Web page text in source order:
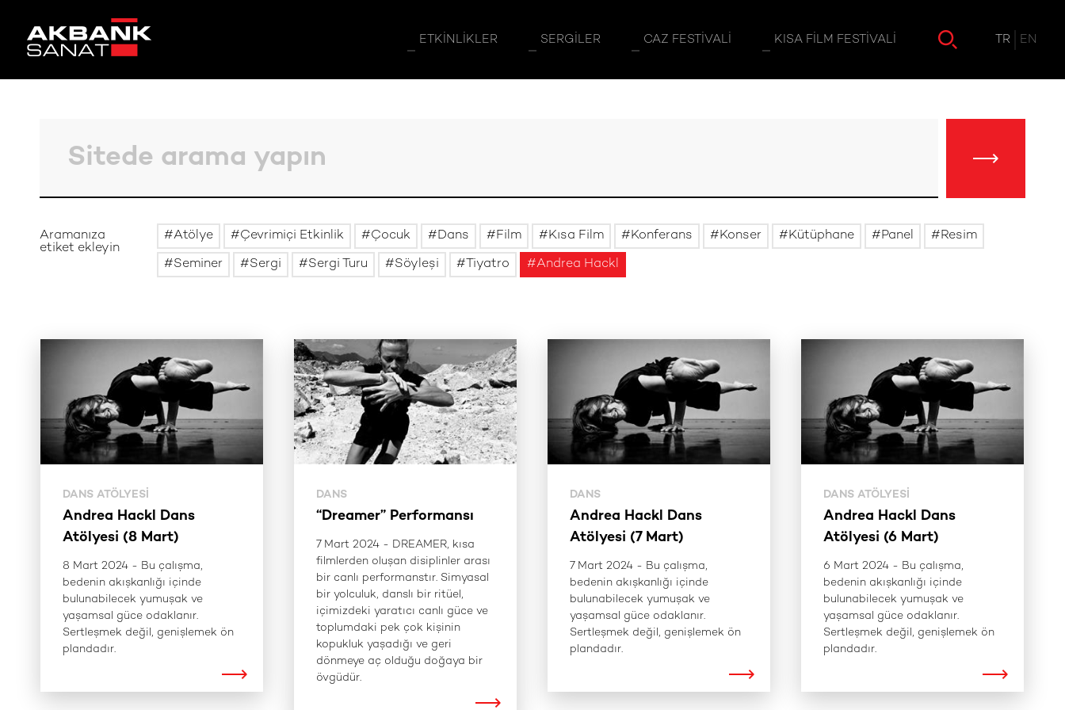
ETKINLIKLER SERGILER CAZ FESTIVALI KISA FILM FESTIVALI TR EN
Aramanıza
etiket ekleyin
Atölye Çevrimiçi Etkinlik Çocuk Dans Film Kısa Film Konferans Konser Kütüphane Panel Resim
Seminer Sergi Sergi Turu Söyleşi Tiyatro Andrea Hackl
DANS ATÖLYESI
Andrea Hackl Dans
Atölyesi (8 Mart)
8 Mart 2024 - Bu çalışma,
bedenin akışkanlığı içinde
bulunabilecek yumuşak ve
yaşamsal güce odaklanır.
Sertleşmek değil, genişlemek ön
plandadır.
DANS
“Dreamer” Performansı
7 Mart 2024 - DREAMER, kısa
filmlerden oluşan disiplinler arası
bir canlı performanstır. Simyasal
bir yolculuk, danslı bir ritüel,
içimizdeki yaratıcı canlı güce ve
toplumdaki pek çok kişinin
kopukluk yaşadığı ve geri
dönmeye aç olduğu doğaya bir
övgüdür.
DANS
Andrea Hackl Dans
Atölyesi (7 Mart)
7 Mart 2024 - Bu çalışma,
bedenin akışkanlığı içinde
bulunabilecek yumuşak ve
yaşamsal güce odaklanır.
Sertleşmek değil, genişlemek ön
plandadır.
DANS ATÖLYESI
Andrea Hackl Dans
Atölyesi (6 Mart)
6 Mart 2024 - Bu çalışma,
bedenin akışkanlığı içinde
bulunabilecek yumuşak ve
yaşamsal güce odaklanır.
Sertleşmek değil, genişlemek ön
plandadır.